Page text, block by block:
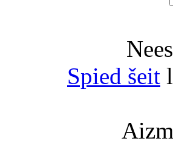
Spied šeit